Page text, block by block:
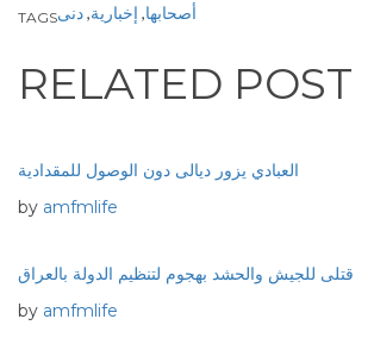
TAGS أصحابها, إخبارية,دنى
RELATED POST
العبادي يزور ديالى دون الوصول للمقدادية
by amfmlife
قتلى للجيش والحشد بهجوم لتنظيم الدولة بالعراق
by amfmlife